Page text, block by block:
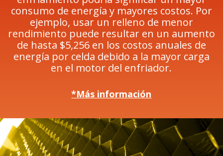
consumo de energía y mayores costos. Por
ejemplo, usar un relleno de menor
rendimiento puede resultar en un aumento
de hasta $5,256 en los costos anuales de
energía por celda debido a la mayor carga
en el motor del enfriador.
*Más información